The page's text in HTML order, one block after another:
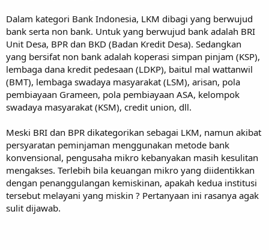
Dalam kategori Bank Indonesia, LKM dibagi yang berwujud
bank serta non bank. Untuk yang berwujud bank adalah BRI
Unit Desa, BPR dan BKD (Badan Kredit Desa). Sedangkan
yang bersifat non bank adalah koperasi simpan pinjam (KSP),
lembaga dana kredit pedesaan (LDKP), baitul mal wattanwil
(BMT), lembaga swadaya masyarakat (LSM), arisan, pola
pembiayaan Grameen, pola pembiayaan ASA, kelompok
swadaya masyarakat (KSM), credit union, dll.
Meski BRI dan BPR dikategorikan sebagai LKM, namun akibat
persyaratan peminjaman menggunakan metode bank
konvensional, pengusaha mikro kebanyakan masih kesulitan
mengakses. Terlebih bila keuangan mikro yang diidentikkan
dengan penanggulangan kemiskinan, apakah kedua institusi
tersebut melayani yang miskin ? Pertanyaan ini rasanya agak
sulit dijawab.